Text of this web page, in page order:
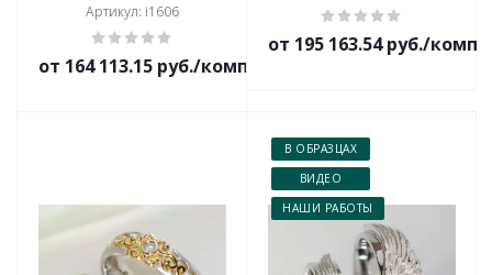
Артикул: i1606
от 164 113.15 руб./комплект
от 195 163.54 руб./
В ОБРАЗЦАХ
ВИДЕО
НАШИ РАБОТЫ